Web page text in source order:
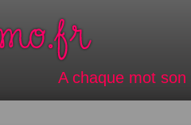
A chaque mot son